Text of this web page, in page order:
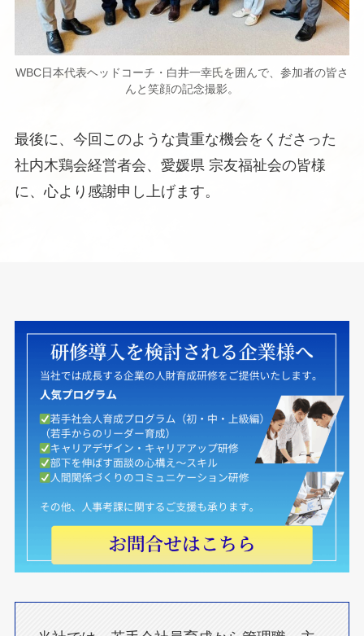
WBC日本代表ヘッドコーチ・白井一幸氏を囲んで、参加者の皆さ
んと笑顔の記念撮影。
最後に、今回このような貴重な機会をくださった
社内木鶏会経営者会、愛媛県 宗友福祉会の皆様
に、心より感謝申し上げます。